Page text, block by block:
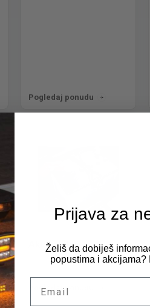
Pogledaj ponudu
Akumulatori
Pogledaj ponudu
Prijava za
Želiš da dobiješ
popustima i akcijama?